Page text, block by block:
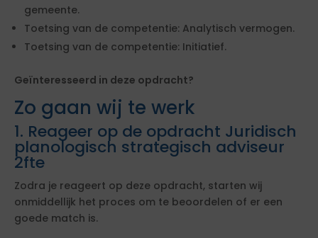
gemeente.
Toetsing van de competentie: Analytisch vermogen.
Toetsing van de competentie: Initiatief.
Geïnteresseerd in deze opdracht?
Zo gaan wij te werk
1. Reageer op de opdracht Juridisch
planologisch strategisch adviseur
2fte
Zodra je reageert op deze opdracht, starten wij
onmiddellijk het proces om te beoordelen of er een
goede match is.